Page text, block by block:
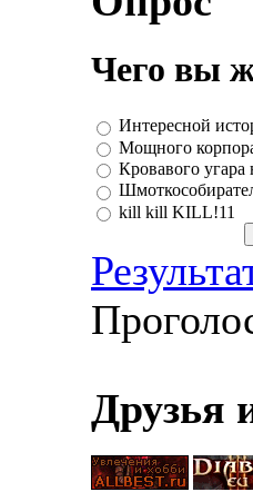
Чего вы
Интересной
Мощного
Кровавого угара
kill kill KILL!11
Друзья